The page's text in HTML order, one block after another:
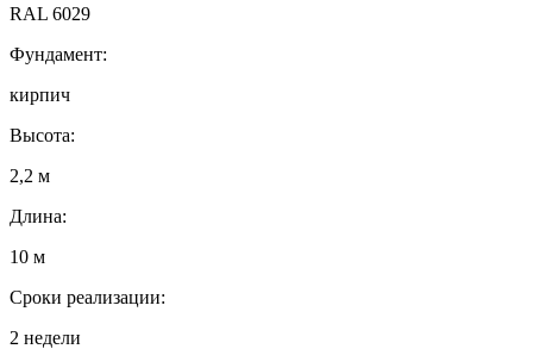
RAL 6029
Фундамент:
кирпич
Высота:
2,2 м
Длина:
10 м
Сроки реализации:
2 недели